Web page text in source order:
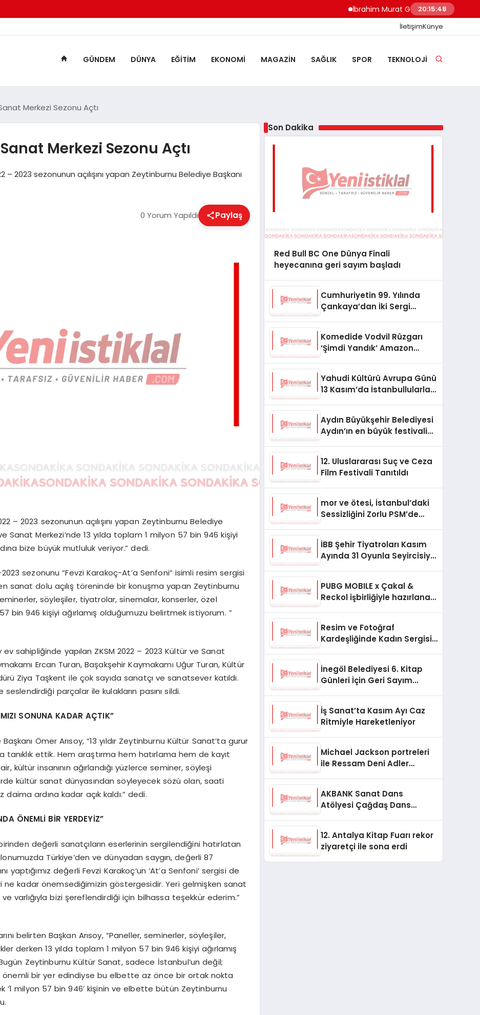
İbrahim Murat Gündüz: Malgaç’tan
20:15:49
İletişimKünye
GÜNDEM DÜNYA EĞITIM EKONOMI MAGAZIN SAĞLIK SPOR TEKNOLOJI
Merkezi Sezonu Açtı
Merkezi Sezonu Açtı
2023 sezonunun açılışını yapan Zeytinburnu Belediye Başkanı
0 Yorum Yapıldı Paylaş
– 2023 sezonunun açılışını yapan Zeytinburnu Belediye
Sanat Merkezi’nde 13 yılda toplam 1 milyon 57 bin 946 kişiyi
bize büyük mutluluk veriyor.” dedi.
sezonunu “Fevzi Karakoç-At’a Senfoni” isimli resim sergisi
sanat dolu açılış töreninde bir konuşma yapan Zeytinburnu
söyleşiler, tiyatrolar, sinemalar, konserler, özel
bin 946 kişiyi ağırlamış olduğumuzu belirtmek istiyorum. ”
sahipliğinde yapılan ZKSM 2022 – 2023 Kültür ve Sanat
Ercan Turan, Başakşehir Kaymakamı Uğur Turan, Kültür
Ziya Taşkent ile çok sayıda sanatçı ve sanatsever katıldı.
seslendirdiği parçalar ile kulakların pasını sildi.
SONUNA KADAR AÇTIK”
Ömer Arısoy, “13 yıldır Zeytinburnu Kültür Sanat’ta gurur
ettik. Hem araştırma hem hatırlama hem de kayıt
kültür insanının ağırlandığı yüzlerce seminer, söyleşi
kültür sanat dünyasından söyleyecek sözü olan, saati
daima ardına kadar açık kaldı.” dedi.
ÖNEMLİ BİR YERDEYİZ”
değerli sanatçıların eserlerinin sergilendiğini hatırlatan
Türkiye’den ve dünyadan saygın, değerli 87
yaptığımız değerli Fevzi Karakoç’un ‘At’a Senfoni’ sergisi de
ne kadar önemsediğimizin göstergesidir. Yeri gelmişken sanat
varlığıyla bizi şereflendirdiği için bilhassa teşekkür ederim.”
belirten Başkan Arısoy, “Paneller, seminerler, söyleşiler,
derken 13 yılda toplam 1 milyon 57 bin 946 kişiyi ağırlamış
Zeytinburnu Kültür Sanat, sadece İstanbul’un değil;
önemli bir yer edindiyse bu elbette az önce bir ortak nokta
milyon 57 bin 946’ kişinin ve elbette bütün Zeytinburnu
Son Dakika
Red Bull BC One Dünya Finali
heyecanına geri sayım başladı
Cumhuriyetin 99. Yılında
Çankaya’dan İki Sergi
Komedide Vodvil Rüzgarı
‘Şimdi Yandık’ Amazon
Yahudi Kültürü Avrupa Günü
13 Kasım’da İstanbullularla
Aydın Büyükşehir Belediyesi
Aydın’ın en büyük festivalini
12. Uluslararası Suç ve Ceza
Film Festivali Tanıtıldı
mor ve ötesi, İstanbul’daki
Sessizliğini Zorlu PSM’de
İBB Şehir Tiyatroları Kasım
Ayında 31 Oyunla Seyircisiyle
PUBG MOBILE x Çakal &
Reckol işbirliğiyle hazırlanan
Resim ve Fotoğraf
Kardeşliğinde Kadın Sergisi
İnegöl Belediyesi 6. Kitap
Günleri İçin Geri Sayım
İş Sanat’ta Kasım Ayı Caz
Ritmiyle Hareketleniyor
Michael Jackson portreleri
ile Ressam Deni Adler
AKBANK Sanat Dans
Atölyesi Çağdaş Dans
12. Antalya Kitap Fuarı rekor
ziyaretçi ile sona erdi